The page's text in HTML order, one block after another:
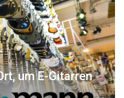
um E-Gitarren